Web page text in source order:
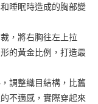
商業銀行
行
銀行
業銀行
灣）商業銀行
商業銀行
睡眠時造成的胸部變
，將右胸往左上拉
的黃金比例，打造最
調整織目結構，比舊
不適感，實際穿起來